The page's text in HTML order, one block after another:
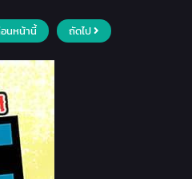
นหน้านี้ ถัดไป